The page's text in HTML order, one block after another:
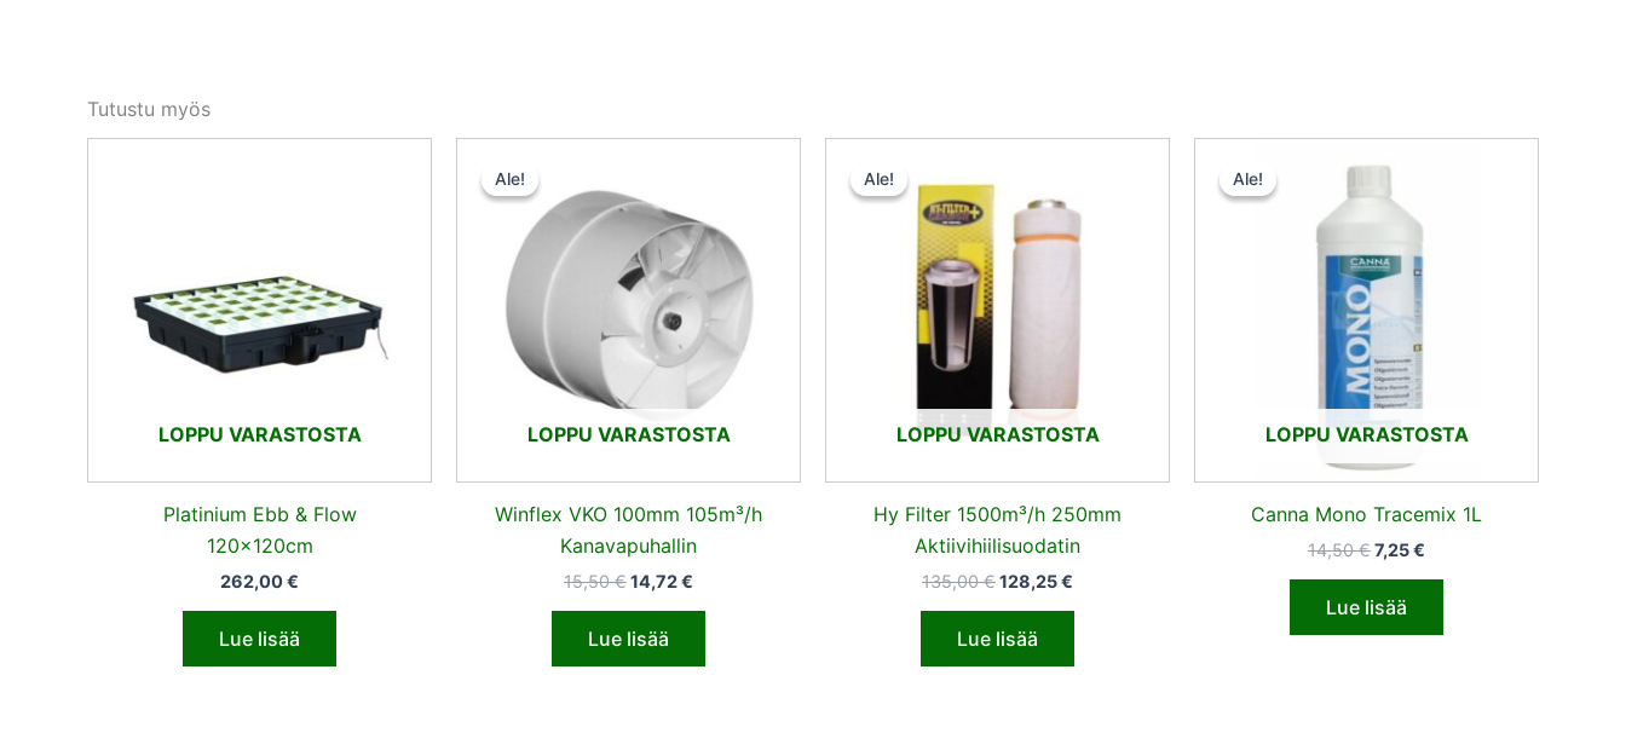
Tutustu myös
LOPPU VARASTOSTA
Platinium Ebb & Flow
120x120cm
262,00€
Lue lisää
Ale!
LOPPU VARASTOSTA
Ale!
Winflex VKO 100mm 105m³/h
Kanavapuhallin
15,50€
15,50 €.
14,72€
Lue lisää
Ale!
LOPPU VARASTOSTA
Ale!
Hy Filter 1500m³/h 250mm
Aktiivihiilisuodatin
135,00€
135,00 €.
128,25€
128,25 €.
Lue lisää
Ale!
LOPPU VARASTOSTA
Ale!
Canna Mono Tracemix 1L
14,50€
hinta
14,50 €.
7,25€
Lue lisää